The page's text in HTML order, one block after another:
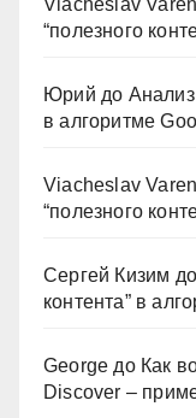
Viacheslav
“полезного
Юрий до Анализ
в алгоритме
Viacheslav
“полезного
Сергей Кизим
контента” в
George до Как
Discover –